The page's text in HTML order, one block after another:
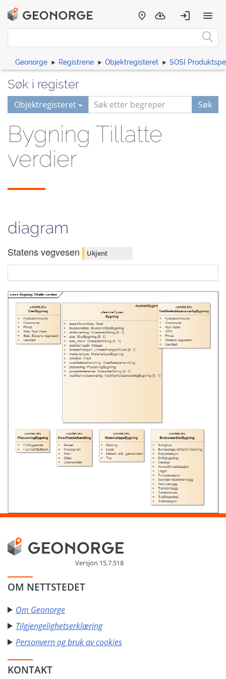
Geonorge Registrene Objektregisteret SOSI
Søk i register
Objektregisteret Søk
Bygning Tillatte
verdier
diagram
Statens vegvesen Ukjent